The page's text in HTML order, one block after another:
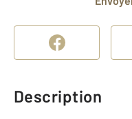
Description